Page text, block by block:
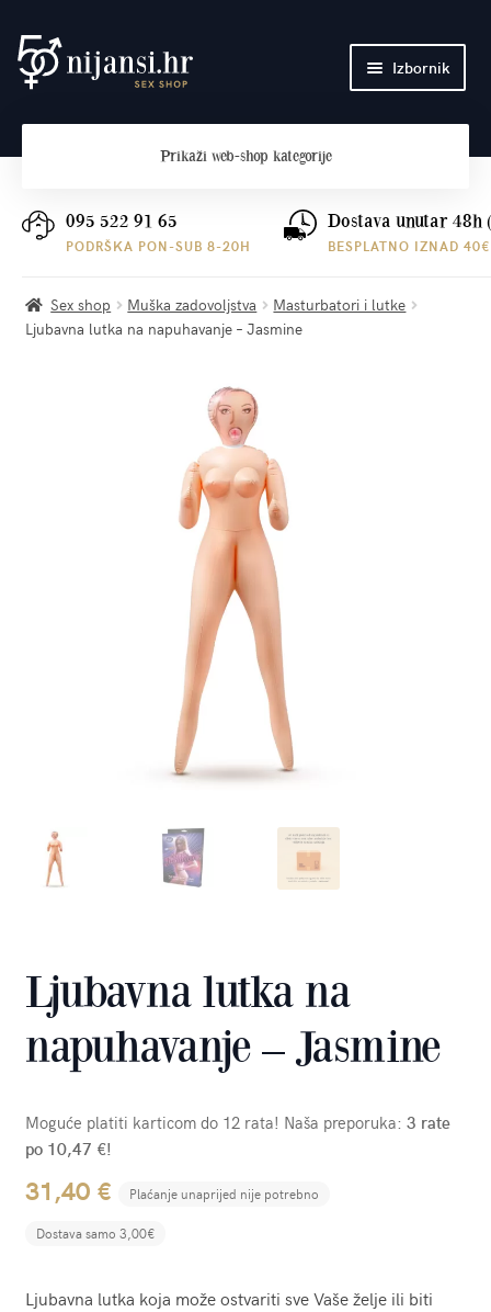
Preskoči
na
Skoči
do
Izbornik
Plaćanje i dostava
Prikaži web-shop kategorije
095 522 91 65
PODRŠKA PON-SUB 8-20H
Dostava unutar 48h
BESPLATNO IZNAD 40€
Sex shop Muška zadovoljstva
Masturbatori i lutke
Ljubavna lutka na napuhavanje – Jasmine
Ljubavna lutka na
napuhavanje – Jasmine
Moguće platiti karticom do 12 rata! Naša preporuka: 3 rate
po 10,47 €!
31,40 € Plaćanje unaprijed nije potrebno
Dostava samo 3,00€
Ljubavna lutka koja može ostvariti sve Vaše želje ili biti